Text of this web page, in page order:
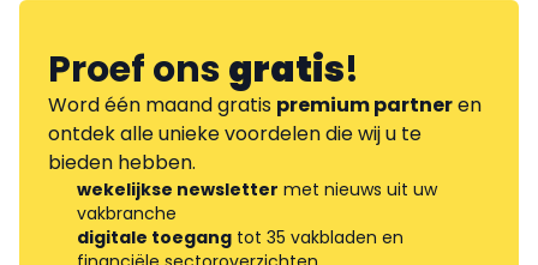
Proef onsgratis!
Word één maand gratis premium partneren
ontdek alle unieke voordelen die wij u te
bieden hebben.
wekelijkse newsletter met nieuws uit uw
vakbranche
digitale toegang tot 35 vakbladen en